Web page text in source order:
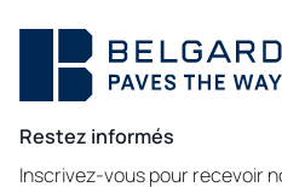
Restez informés
Inscrivez-vous pour recevoir